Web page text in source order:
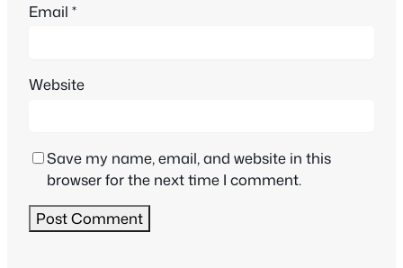
Email *
Website
Save my name, email, and website in this
browser for the next time I comment.